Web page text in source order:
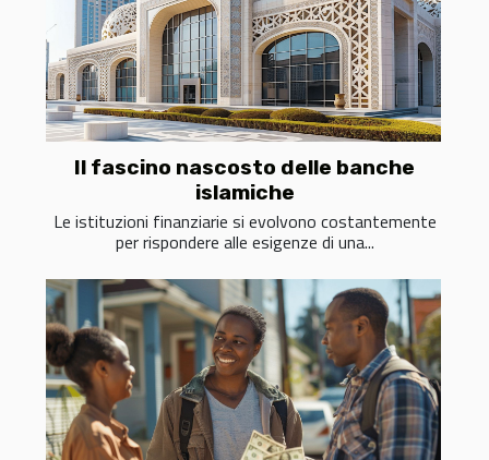
Il fascino nascosto delle banche
islamiche
Le istituzioni finanziarie si evolvono costantemente
per rispondere alle esigenze di una...